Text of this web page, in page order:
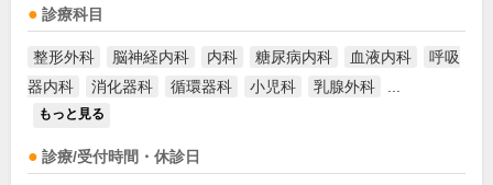
診療科目
整形外科 脳神経内科 内科 糖尿病内科 血液内科
呼吸
器内科
消化器科 循環器科 小児科 乳腺外科
もっと見る
診療/受付時間・休診日